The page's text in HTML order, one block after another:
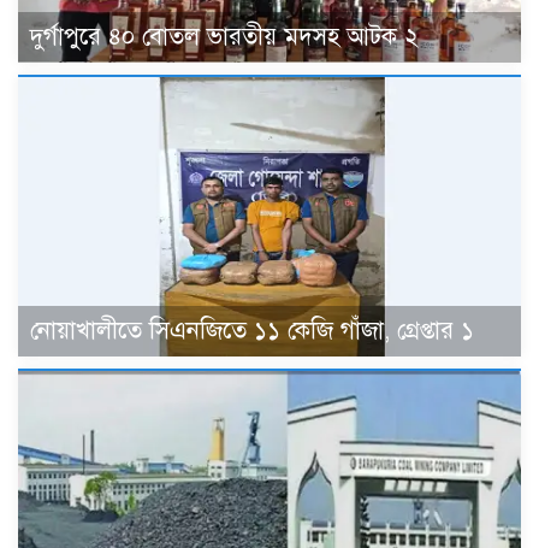
দুর্গাপুরে ৪০ বোতল ভারতীয় মদসহ আটক ২
নোয়াখালীতে সিএনজিতে ১১ কেজি গাঁজা, গ্রেপ্তার ১